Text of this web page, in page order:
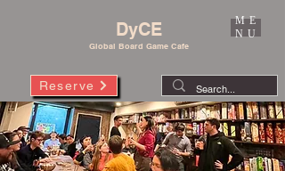
DyCE
Global Board Game Cafe
Reserve
ME
NU